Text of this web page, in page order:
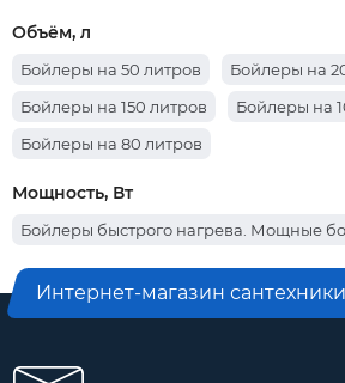
Объём, л
Бойлеры на 50 литров
Бойлеры на
Бойлеры на 150 литров
Бойлеры на
Бойлеры на 80 литров
Мощность, Вт
Бойлеры быстрого нагрева. Мощные
Интернет-магазин сантехники